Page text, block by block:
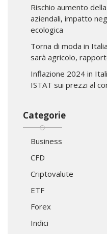
Rischio aumento
aziendali, impatto
ecologica
Torna di moda in
sarà agricolo,
Inflazione 2024 in
ISTAT sui prezzi al
Categorie
Business
CFD
Criptovalute
ETF
Forex
Indici